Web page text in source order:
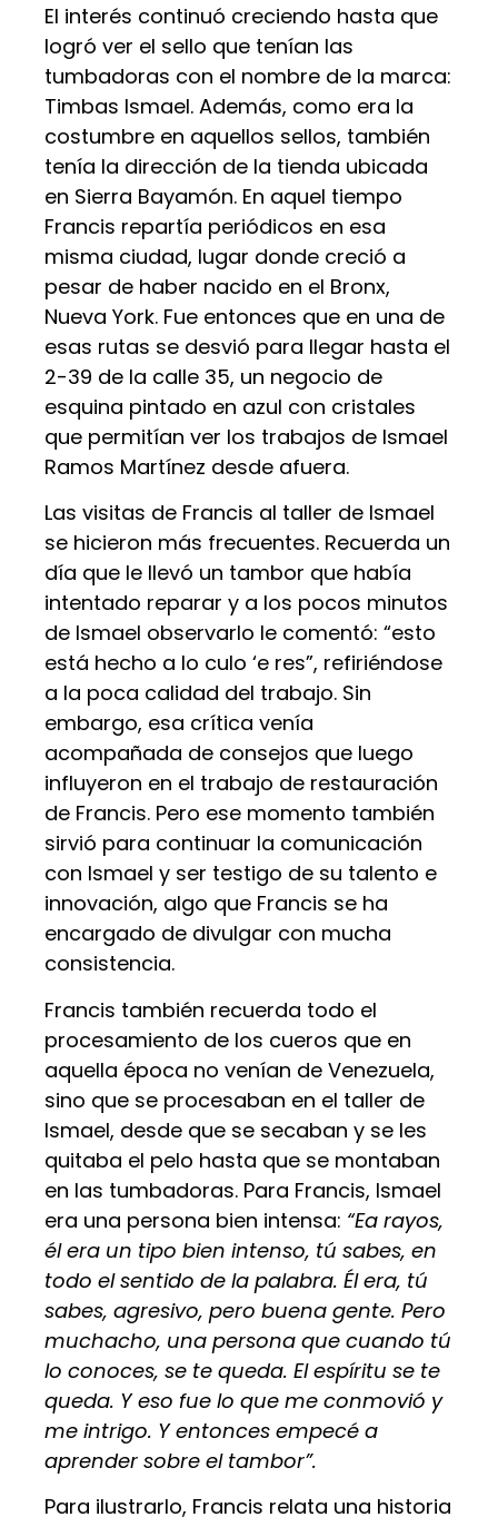
El interés continuó creciendo hasta que
logró ver el sello que tenían las
tumbadoras con el nombre de la marca:
Timbas Ismael. Además, como era la
costumbre en aquellos sellos, también
tenía la dirección de la tienda ubicada
en Sierra Bayamón. En aquel tiempo
Francis repartía periódicos en esa
misma ciudad, lugar donde creció a
pesar de haber nacido en el Bronx,
Nueva York. Fue entonces que en una de
esas rutas se desvió para llegar hasta el
2-39 de la calle 35, un negocio de
esquina pintado en azul con cristales
que permitían ver los trabajos de Ismael
Ramos Martínez desde afuera.
Las visitas de Francis al taller de Ismael
se hicieron más frecuentes. Recuerda un
día que le llevó un tambor que había
intentado reparar y a los pocos minutos
de Ismael observarlo le comentó: “esto
está hecho a lo culo ‘e res”, refiriéndose
a la poca calidad del trabajo. Sin
embargo, esa crítica venía
acompañada de consejos que luego
influyeron en el trabajo de restauración
de Francis. Pero ese momento también
sirvió para continuar la comunicación
con Ismael y ser testigo de su talento e
innovación, algo que Francis se ha
encargado de divulgar con mucha
consistencia.
Francis también recuerda todo el
procesamiento de los cueros que en
aquella época no venían de Venezuela,
sino que se procesaban en el taller de
Ismael, desde que se secaban y se les
quitaba el pelo hasta que se montaban
en las tumbadoras. Para Francis, Ismael
era una persona bien intensa: “Ea rayos,
él era un tipo bien intenso, tú sabes, en
todo el sentido de la palabra. Él era, tú
sabes, agresivo, pero buena gente. Pero
muchacho, una persona que cuando tú
lo conoces, se te queda. El espíritu se te
queda. Y eso fue lo que me conmovió y
me intrigo. Y entonces empecé a
aprender sobre el tambor”.
Para ilustrarlo, Francis relata una historia